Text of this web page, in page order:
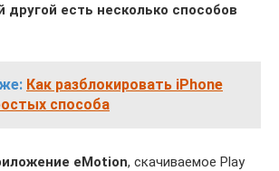
другой есть несколько способов
Как разблокировать iPhone
способа
eMotion, скачиваемое Play